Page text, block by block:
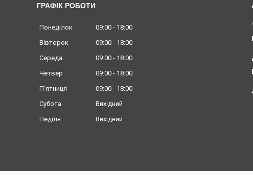
ГРАФІК РОБОТИ
Понеділок 09:00
18:00
Вівторок
09:00
18:00
Середа
09:00
18:00
Четвер
09:00
18:00
Пʼятниця
09:00
18:00
Субота
Вихідний
Неділя
Вихідний